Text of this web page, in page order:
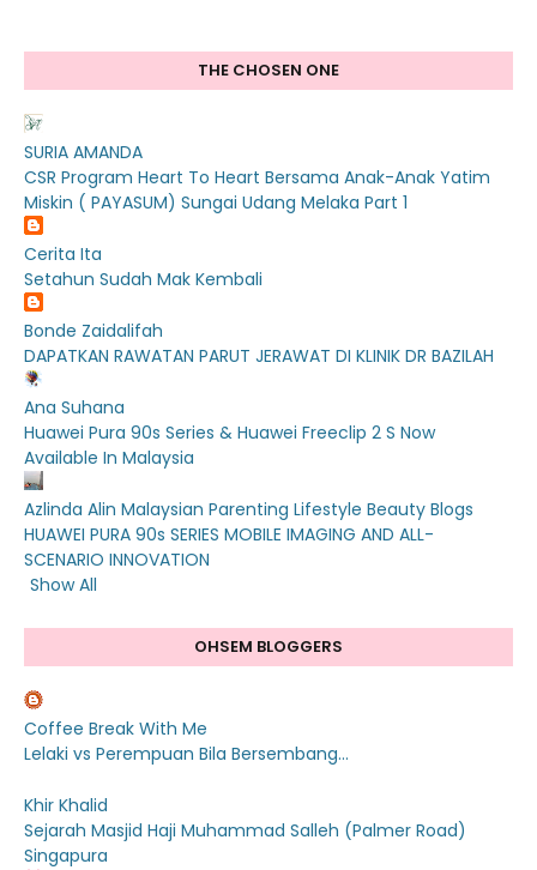
THE CHOSEN ONE
SURIA AMANDA
CSR Program Heart To Heart Bersama Anak-Anak Yatim
Miskin ( PAYASUM) Sungai Udang Melaka Part 1
Cerita Ita
Setahun Sudah Mak Kembali
Bonde Zaidalifah
DAPATKAN RAWATAN PARUT JERAWAT DI KLINIK DR BAZILAH
Ana Suhana
Huawei Pura 90s Series & Huawei Freeclip 2 S Now
Available In Malaysia
Azlinda Alin Malaysian Parenting Lifestyle Beauty Blogs
HUAWEI PURA 90s SERIES MOBILE IMAGING AND ALL-
SCENARIO INNOVATION
Show All
OHSEM BLOGGERS
Coffee Break With Me
Lelaki vs Perempuan Bila Bersembang...
Khir Khalid
Sejarah Masjid Haji Muhammad Salleh (Palmer Road)
Singapura